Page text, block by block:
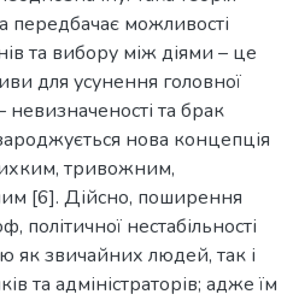
передбачає можливості
та вибору між діями – це
для усунення головної
та брак
нова концепція
тривожним,
[6]. Дійсно, поширення
політичної нестабільності
як звичайних людей, так і
та адміністраторів; адже їм